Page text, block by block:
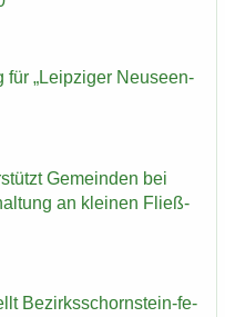
für „Leip­zi­ger Neu­seen­
Ge­mein­den bei
an klei­nen Fließ­
Bezirksschornstein-​ fe­